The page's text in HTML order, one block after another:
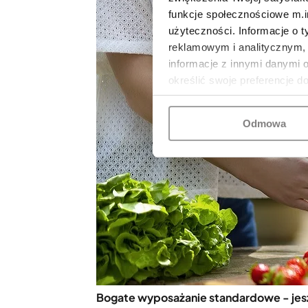
funkcje społecznościowe
użyteczności. Informacje o
reklamowym i
informacje z innymi danymi
określić swoje preferencje
Odmowa
Bogate wyposażanie standardowe -